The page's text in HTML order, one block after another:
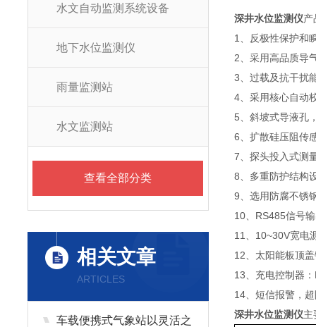
水文自动监测系统设备
地下水位监测仪
雨量监测站
水文监测站
查看全部分类
相关文章
ARTICLES
车载便携式气象站以灵活之
深井水位监测仪产
1、反极性保护和
2、采用高品质导
3、过载及抗干扰
4、采用核心自动
5、斜坡式导液孔
6、扩散硅压阻传
7、探头投入式测
8、多重防护结构
9、选用防腐不锈
10、RS485信号
11、10~30V宽电
12、太阳能板顶
13、充电控制器
14、短信报警，
深井水位监测仪主